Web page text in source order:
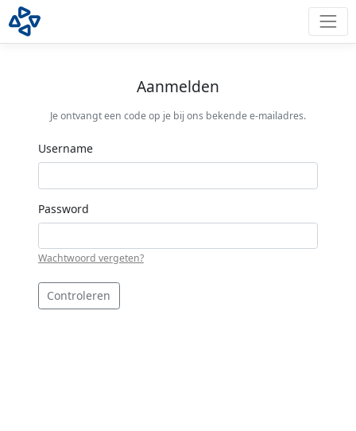
Aanmelden
Je ontvangt een code op je bij ons bekende e-mailadres.
Username
Password
Wachtwoord vergeten?
Controleren